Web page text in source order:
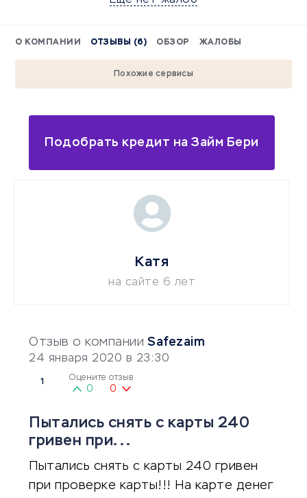
О КОМПАНИИ ОТЗЫВЫ (6) ОБЗОР ЖАЛОБЫ
Похожие сервисы
Подобрать кредит на Займ Бери
Отзыв о компании Safezaim
24 января 2020 в 23:30
1 Оцените отзыв
0 0
Пытались снять с карты 240
гривен при...
Пытались снять с карты 240 гривен
при проверке карты!!! На карте денег
Катя
на сайте 6 лет